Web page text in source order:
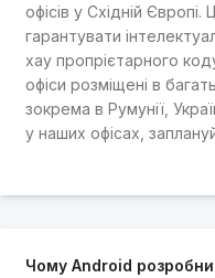
офісів у Східній
гарантувати
хау пропрієтарного
офіси розміщені в
зокрема в Румунії,
у наших офісах,
Чому Android